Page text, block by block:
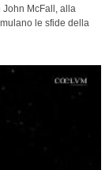
McFall, alla
le sfide della